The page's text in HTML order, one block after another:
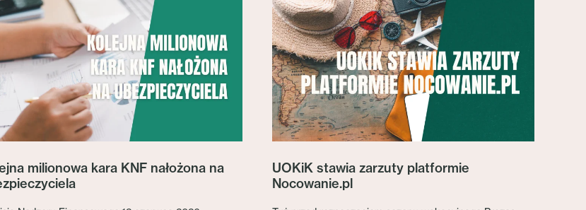
milionowa kara KNF nałożona na
UOKiK stawia zarzuty platformie
Nocowanie.pl